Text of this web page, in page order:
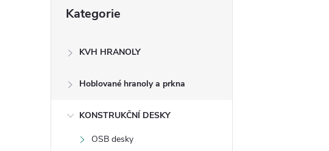
kategorie
Kategorie
KVH HRANOLY
Hoblované hranoly a prkna
KONSTRUKČNÍ DESKY
OSB desky